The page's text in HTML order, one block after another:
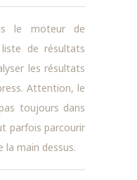
le moteur de
de résultats
les résultats
Attention, le
toujours dans
parfois parcourir
la main dessus.